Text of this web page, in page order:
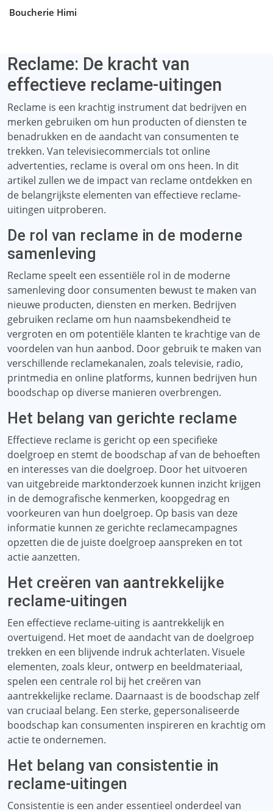
Boucherie Himi
Reclame: De kracht van
effectieve reclame-uitingen
Reclame is een krachtig instrument dat bedrijven en
merken gebruiken om hun producten of diensten te
benadrukken en de aandacht van consumenten te
trekken. Van televisiecommercials tot online
advertenties, reclame is overal om ons heen. In dit
artikel zullen we de impact van reclame ontdekken en
de belangrijkste elementen van effectieve reclame-
uitingen uitproberen.
De rol van reclame in de moderne
samenleving
Reclame speelt een essentiële rol in de moderne
samenleving door consumenten bewust te maken van
nieuwe producten, diensten en merken. Bedrijven
gebruiken reclame om hun naamsbekendheid te
vergroten en om potentiële klanten te krachtige van de
voordelen van hun aanbod. Door gebruik te maken van
verschillende reclamekanalen, zoals televisie, radio,
printmedia en online platforms, kunnen bedrijven hun
boodschap op diverse manieren overbrengen.
Het belang van gerichte reclame
Effectieve reclame is gericht op een specifieke
doelgroep en stemt de boodschap af van de behoeften
en interesses van die doelgroep. Door het uitvoeren
van uitgebreide marktonderzoek kunnen inzicht krijgen
in de demografische kenmerken, koopgedrag en
voorkeuren van hun doelgroep. Op basis van deze
informatie kunnen ze gerichte reclamecampagnes
opzetten die de juiste doelgroep aanspreken en tot
actie aanzetten.
Het creëren van aantrekkelijke
reclame-uitingen
Een effectieve reclame-uiting is aantrekkelijk en
overtuigend. Het moet de aandacht van de doelgroep
trekken en een blijvende indruk achterlaten. Visuele
elementen, zoals kleur, ontwerp en beeldmateriaal,
spelen een centrale rol bij het creëren van
aantrekkelijke reclame. Daarnaast is de boodschap zelf
van cruciaal belang. Een sterke, gepersonaliseerde
boodschap kan consumenten inspireren en krachtig om
actie te ondernemen.
Het belang van consistentie in
reclame-uitingen
Consistentie is een ander essentieel onderdeel van